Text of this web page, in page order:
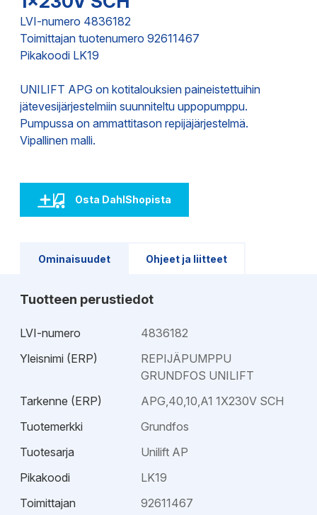
LVI-numero 4836182
Toimittajan tuotenumero 92611467
Pikakoodi LK19
UNILIFT APG on kotitalouksien paineistettuihin
jätevesijärjestelmiin suunniteltu uppopumppu.
Pumpussa on ammattitason repijäjärjestelmä.
Vipallinen malli.
Osta DahlShopista
Ominaisuudet Ohjeet ja liitteet
Tuotteen perustiedot
LVI-numero
4836182
Yleisnimi (ERP)
REPIJÄPUMPPU
GRUNDFOS UNILIFT
Tarkenne (ERP)
APG,40,10,A1 1X230V SCH
Tuotemerkki
Grundfos
Tuotesarja
Unilift AP
Pikakoodi
LK19
Toimittajan
92611467